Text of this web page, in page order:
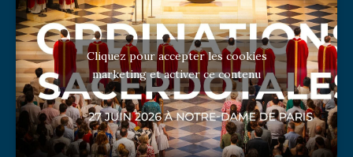
Cliquez pour accepter les cookies
marketing et activer ce contenu